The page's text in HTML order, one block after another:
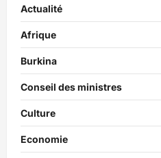
Actualité
Afrique
Burkina
Conseil des ministres
Culture
Economie